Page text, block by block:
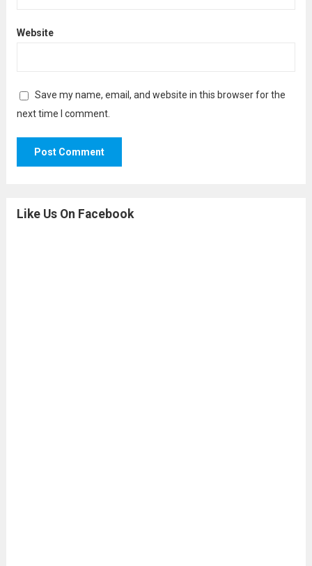
Website
Save my name, email, and website in this browser for the
next time I comment.
Like Us On Facebook